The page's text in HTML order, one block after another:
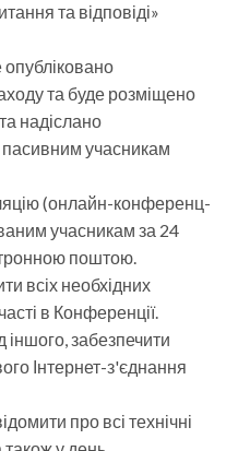
та відповіді»
опубліковано
та буде розміщено
надіслано
учасникам
(онлайн-конференц-
учасникам за 24
поштою.
всіх необхідних
в Конференції.
забезпечити
Інтернет-з'єднання
про всі технічні